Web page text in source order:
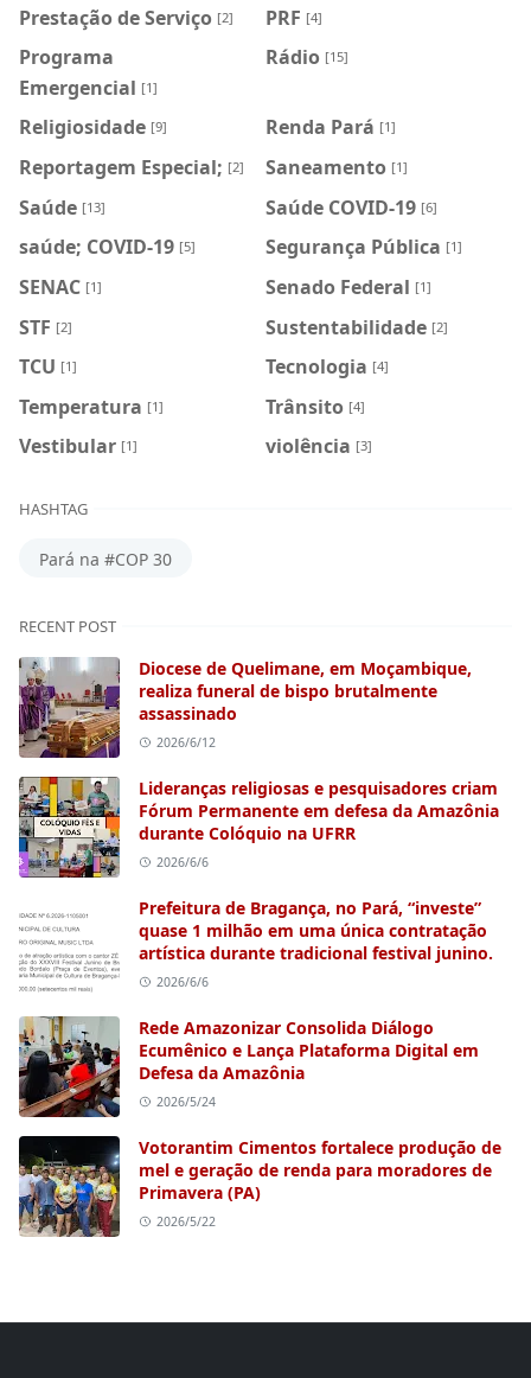
Prestação de Serviço [2] PRF [4]
Programa
Emergencial [1]
Rádio [15]
Religiosidade [9] Renda Pará [1]
Reportagem Especial; [2] Saneamento [1]
Saúde [13] Saúde COVID-19 [6]
saúde; COVID-19 [5] Segurança Pública [1]
SENAC [1] Senado Federal [1]
STF [2] Sustentabilidade [2]
TCU [1] Tecnologia [4]
Temperatura [1] Trânsito [4]
Vestibular [1] violência [3]
HASHTAG
Pará na #COP 30
RECENT POST
Diocese de Quelimane, em Moçambique,
realiza funeral de bispo brutalmente
assassinado
2026/6/12
Lideranças religiosas e pesquisadores criam
Fórum Permanente em defesa da Amazônia
durante Colóquio na UFRR
2026/6/6
Prefeitura de Bragança, no Pará, “investe”
quase 1 milhão em uma única contratação
artística durante tradicional festival junino.
2026/6/6
Rede Amazonizar Consolida Diálogo
Ecumênico e Lança Plataforma Digital em
Defesa da Amazônia
2026/5/24
Votorantim Cimentos fortalece produção de
mel e geração de renda para moradores de
Primavera (PA)
2026/5/22